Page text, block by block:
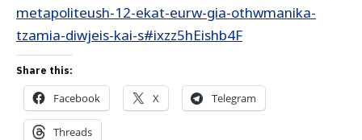
metapoliteush-12-ekat-eurw-gia-othwmanika-
tzamia-diwjeis-kai-s#ixzz5hEishb4F
Share this:
Facebook X Telegram
Threads